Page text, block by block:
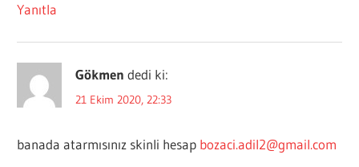
Yanıtla
Gökmen dedi ki:
21 Ekim 2020, 22:33
banada atarmısınız skinli hesap bozaci.adil2@gmail.com